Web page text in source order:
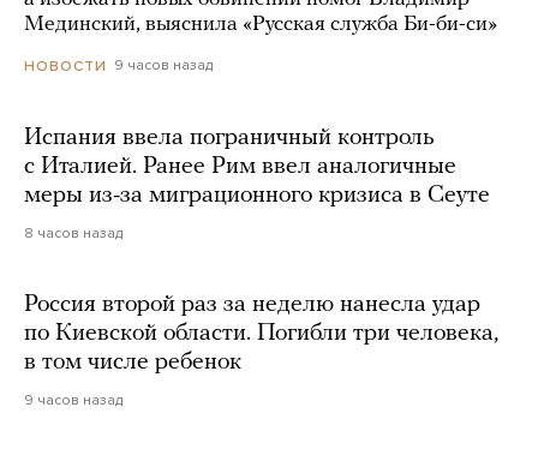
Мединский, выяснила «Русская служба Би-би-си»
НОВОСТИ 9 часов назад
Испания ввела пограничный контроль
с Италией. Ранее Рим ввел аналогичные
меры из-за миграционного кризиса в Сеуте
8 часов назад
Россия второй раз за неделю нанесла удар
по Киевской области. Погибли три человека,
в том числе ребенок
9 часов назад